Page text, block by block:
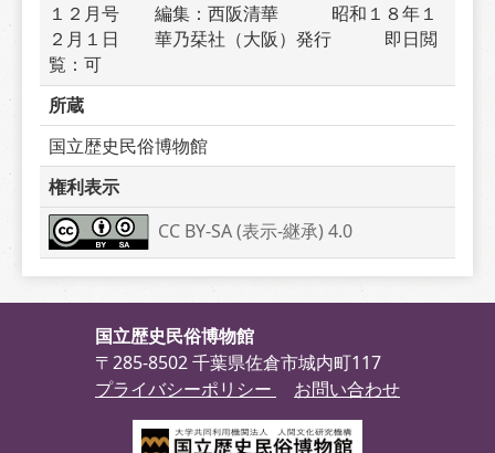
１２月号　　編集：西阪清華　　　昭和１８年１
２月１日　　華乃栞社（大阪）発行　　　即日閲
覧：可
所蔵
国立歴史民俗博物館
権利表示
CC BY-SA (表示-継承) 4.0
国立歴史民俗博物館
〒285-8502 千葉県佐倉市城内町117
プライバシーポリシー
お問い合わせ